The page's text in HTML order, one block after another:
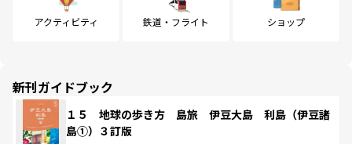
アクティビティ 鉄道・フライト ショップ
新刊ガイドブック
１５ 地球の歩き方 島旅 伊豆大島 利島（伊豆諸
島①）３訂版